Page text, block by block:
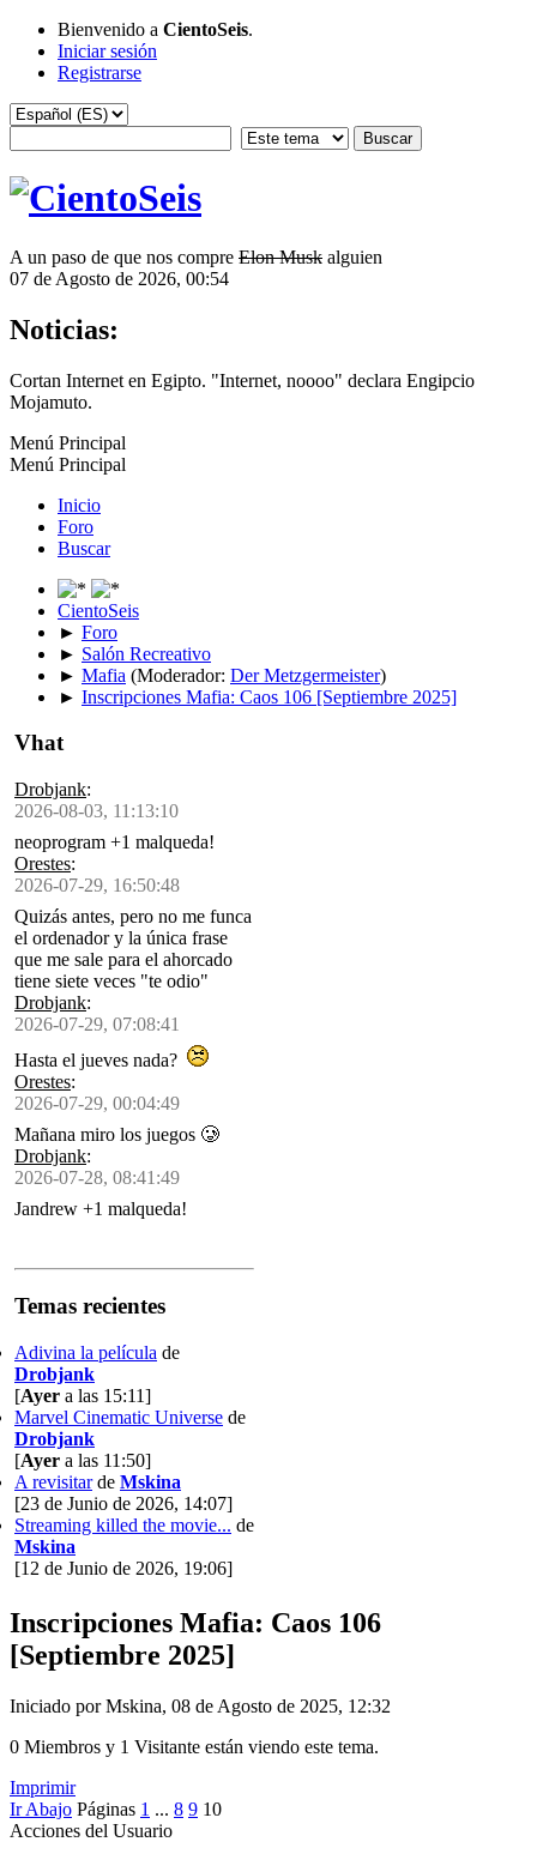
Bienvenido a CientoSeis.
Iniciar sesión
Registrarse
A un paso de que nos compre Elon Musk alguien
07 de Agosto de 2026, 00:54
Noticias:
Cortan Internet en Egipto. "Internet, noooo" declara Engipcio
Mojamuto.
Menú Principal
Menú Principal
Inicio
Foro
Buscar
CientoSeis
► Foro
► Salón Recreativo
► Mafia (Moderador: Der Metzgermeister)
► Inscripciones Mafia: Caos 106 [Septiembre 2025]
Vhat
Drobjank:
2026-08-03, 11:13:10
neoprogram +1 malqueda!
Orestes:
2026-07-29, 16:50:48
Quizás antes, pero no me funca
el ordenador y la única frase
que me sale para el ahorcado
tiene siete veces "te odio"
Drobjank:
2026-07-29, 07:08:41
Hasta el jueves nada?
Orestes:
2026-07-29, 00:04:49
Mañana miro los juegos 🥲
Drobjank:
2026-07-28, 08:41:49
Jandrew +1 malqueda!
Temas recientes
Adivina la película de
Drobjank
[Ayer a las 15:11]
Marvel Cinematic Universe de
Drobjank
[Ayer a las 11:50]
A revisitarde Mskina
[23 de Junio de 2026, 14:07]
Streaming killed the movie... de
Mskina
[12 de Junio de 2026, 19:06]
Inscripciones Mafia: Caos 106
[Septiembre 2025]
Iniciado por Mskina, 08 de Agosto de 2025, 12:32
0 Miembros y 1 Visitante están viendo este tema.
Imprimir
Ir Abajo Páginas 1 ... 8 9 10
Acciones del Usuario